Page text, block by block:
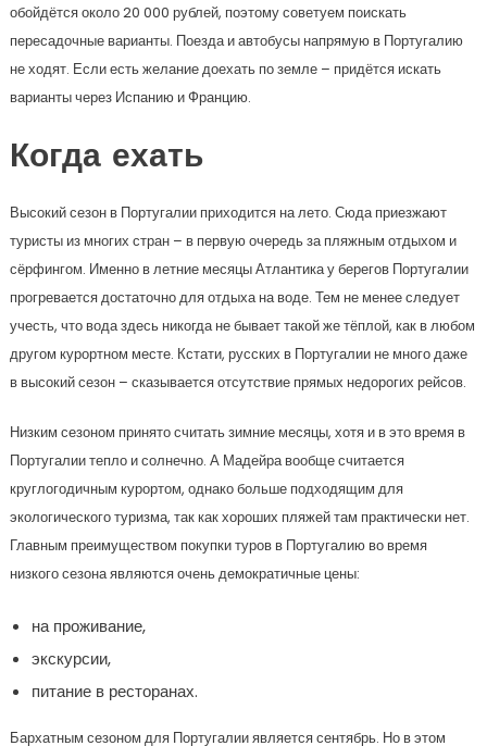
обойдётся около 20 000 рублей, поэтому советуем поискать
пересадочные варианты. Поезда и автобусы напрямую в Португалию
не ходят. Если есть желание доехать по земле – придётся искать
варианты через Испанию и Францию.
Когда ехать
Высокий сезон в Португалии приходится на лето. Сюда приезжают
туристы из многих стран – в первую очередь за пляжным отдыхом и
сёрфингом. Именно в летние месяцы Атлантика у берегов Португалии
прогревается достаточно для отдыха на воде. Тем не менее следует
учесть, что вода здесь никогда не бывает такой же тёплой, как в любом
другом курортном месте. Кстати, русских в Португалии не много даже
в высокий сезон – сказывается отсутствие прямых недорогих рейсов.
Низким сезоном принято считать зимние месяцы, хотя и в это время в
Португалии тепло и солнечно. А Мадейра вообще считается
круглогодичным курортом, однако больше подходящим для
экологического туризма, так как хороших пляжей там практически нет.
Главным преимуществом покупки туров в Португалию во время
низкого сезона являются очень демократичные цены:
на проживание,
экскурсии,
питание в ресторанах.
Бархатным сезоном для Португалии является сентябрь. Но в этом